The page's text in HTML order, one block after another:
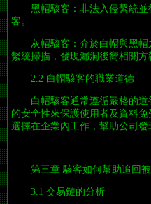
黑帽駭客：非法入侵繫統
客。
灰帽駭客：介於白帽與黑
繫統掃描，發現漏洞後嚮相關方
2.2 白帽駭客的職業道德
白帽駭客通常遵循嚴格的
的安全性來保護使用者及資料
選擇在企業內工作，幫助公司發
第三章 駭客如何幫助追回
3.1 交易鏈的分析